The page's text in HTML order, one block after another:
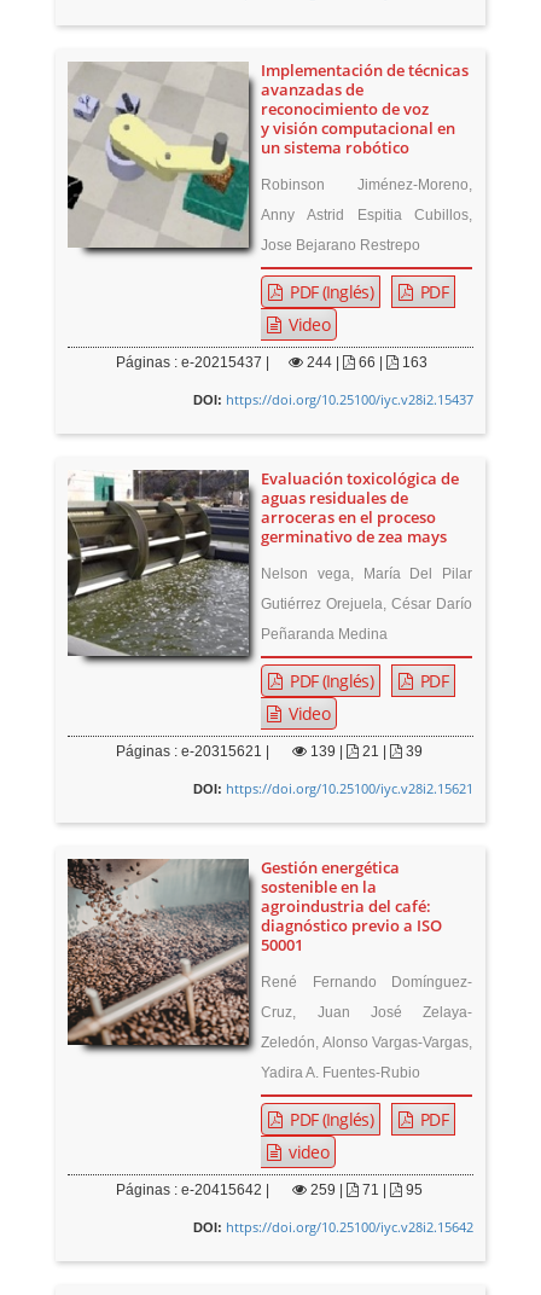
Implementación de técnicas
avanzadas de
reconocimiento de voz
y visión computacional en
un sistema robótico
Robinson Jiménez-Moreno,
Anny Astrid Espitia Cubillos,
Jose Bejarano Restrepo
PDF (Inglés)
PDF
Video
Páginas : e-20215437 | 244 66 | 163
DOI: https://doi.org/10.25100/iyc.v28i2.15437
Evaluación toxicológica de
aguas residuales de
arroceras en el proceso
germinativo de zea mays
Nelson vega, María Del Pilar
Gutiérrez Orejuela, César Darío
Peñaranda Medina
PDF (Inglés)
PDF
Video
Páginas : e-20315621 | 139 21 | 39
DOI: https://doi.org/10.25100/iyc.v28i2.15621
Gestión energética
sostenible en la
agroindustria del café:
diagnóstico previo a ISO
50001
René Fernando Domínguez-
Cruz, Juan José Zelaya-
Zeledón, Alonso Vargas-Vargas,
Yadira A. Fuentes-Rubio
PDF (Inglés)
PDF
video
Páginas : e-20415642 | 259 71 | 95
DOI: https://doi.org/10.25100/iyc.v28i2.15642